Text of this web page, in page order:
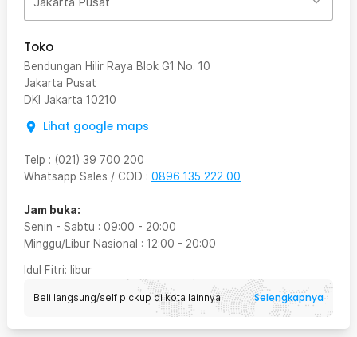
Toko
Bendungan Hilir Raya Blok G1 No. 10
Jakarta Pusat
DKI Jakarta 10210
Lihat google maps
Telp : (021) 39 700 200
Whatsapp Sales / COD : 0896 135 222 00
Jam buka:
Senin - Sabtu : 09:00 - 20:00
Minggu/Libur Nasional : 12:00 - 20:00
Idul Fitri: libur
Beli langsung/self pickup di kota lainnya Selengkapnya